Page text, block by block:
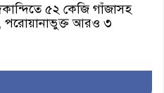
৫২ কেজি গাঁজাসহ
আরও ৩